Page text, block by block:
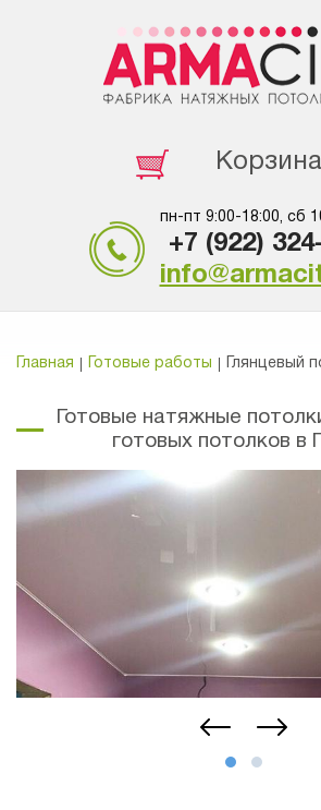
пн-пт 9:00-18:00, сб
+7 (922)
Главная Готовые работы Глянцевый
Готовые натяжные
готовых потолков в